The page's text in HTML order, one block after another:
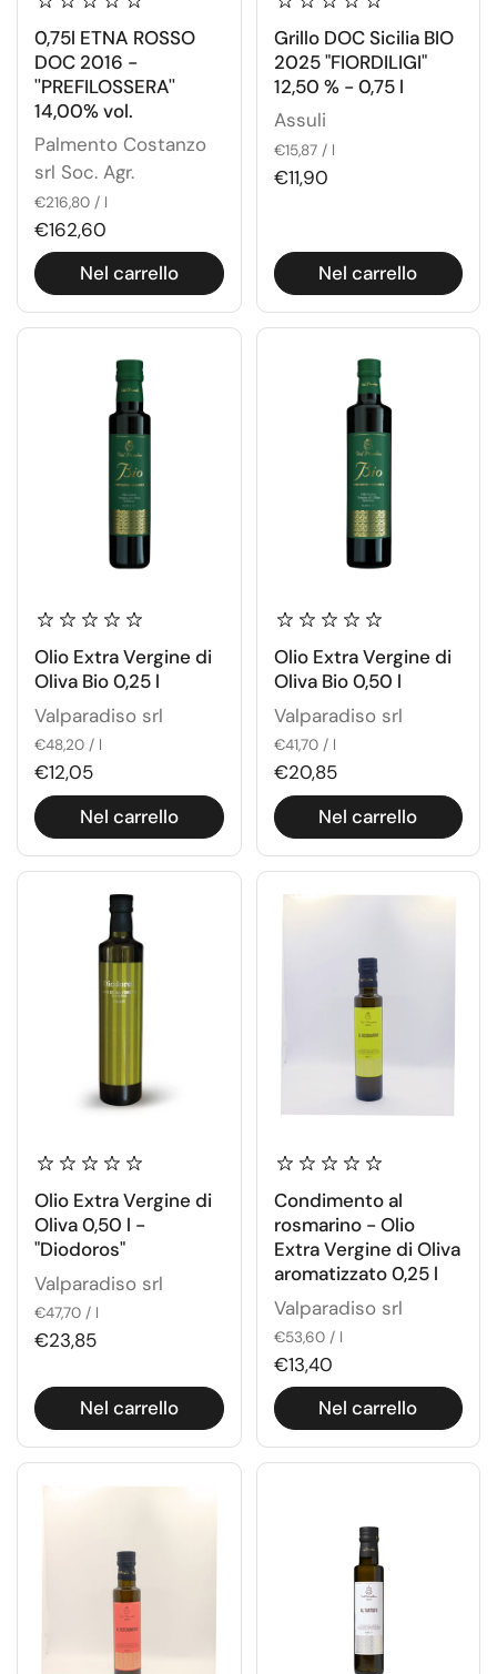
0,75l ETNA ROSSO
DOC 2016 -
''PREFILOSSERA''
14,00% vol.
Palmento Costanzo
srl Soc. Agr.
€216,80 / l
€162,60
Nel carrello
Grillo DOC Sicilia BIO
2025 "FIORDILIGI"
12,50 % - 0,75 l
Assuli
€15,87 / l
€11,90
Nel carrello
Olio Extra Vergine di
Oliva Bio 0,25 l
Valparadiso srl
€48,20 / l
€12,05
Nel carrello
Olio Extra Vergine di
Oliva Bio 0,50 l
Valparadiso srl
€41,70 / l
€20,85
Nel carrello
Olio Extra Vergine di
Oliva 0,50 l -
"Diodoros"
Valparadiso srl
€47,70 / l
€23,85
Nel carrello
Condimento al
rosmarino - Olio
Extra Vergine di Oliva
aromatizzato 0,25 l
Valparadiso srl
€53,60 / l
€13,40
Nel carrello